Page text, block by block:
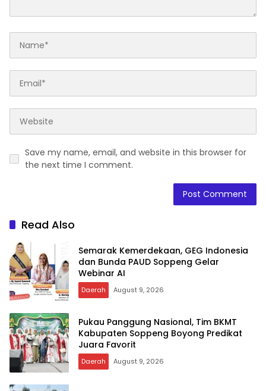
Save my name, email, and website in this browser for
the next time I comment.
Read Also
Semarak Kemerdekaan, GEG Indonesia
dan Bunda PAUD Soppeng Gelar
Webinar AI
Daerah August 9, 2026
Pukau Panggung Nasional, Tim BKMT
Kabupaten Soppeng Boyong Predikat
Juara Favorit
Daerah August 9, 2026